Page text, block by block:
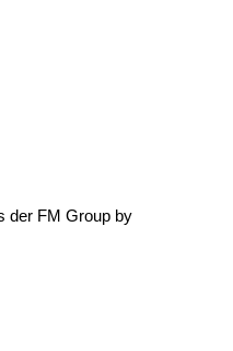
der FM Group by